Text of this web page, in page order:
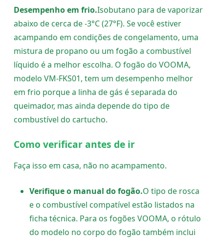
Desempenho em frio.Isobutano para de vaporizar
abaixo de cerca de -3°C (27°F). Se você estiver
acampando em condições de congelamento, uma
mistura de propano ou um fogão a combustível
líquido é a melhor escolha. O fogão do VOOMA,
modelo VM-FKS01, tem um desempenho melhor
em frio porque a linha de gás é separada do
queimador, mas ainda depende do tipo de
combustível do cartucho.
Como verificar antes de ir
Faça isso em casa, não no acampamento.
Verifique o manual do fogão.O tipo de rosca
e o combustível compatível estão listados na
ficha técnica. Para os fogões VOOMA, o rótulo
do modelo no corpo do fogão também inclui